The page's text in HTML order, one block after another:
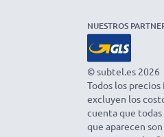
NUESTROS
© subtel.es 2026
Todos los
excluyen los
cuenta que todas
que aparecen